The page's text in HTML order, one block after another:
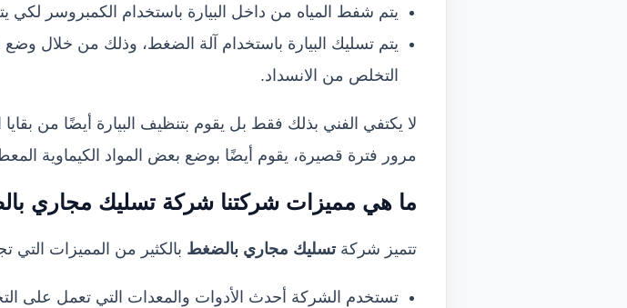
يتم شفط المياه من داخل البيارة باستخدام الكمبروسر لكي
يتم تسليك البيارة باستخدام آلة الضغط، وذلك من خلال
التخلص من الانسداد.
لا يكتفي الفني بذلك فقط بل يقوم بتنظيف البيارة أيضًا من
مرور فترة قصيرة، يقوم أيضًا بوضع بعض المواد الكيماوية
ما هي مميزات شركتنا شركة تسليك مجاري
تتميز شركةتسليك مجاري بالضغط بالكثير من المميزات التي
تستخدم الشركة أحدث الأدوات والمعدات التي تعمل على